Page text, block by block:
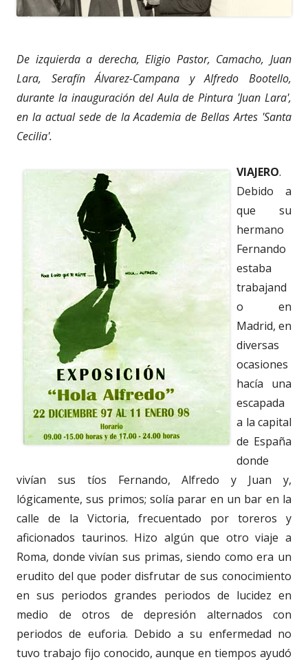
De izquierda a derecha, Eligio Pastor, Camacho, Juan
Lara, Serafín Álvarez-Campana y Alfredo Bootello,
durante la inauguración del Aula de Pintura 'Juan Lara',
en la actual sede de la Academia de Bellas Artes 'Santa
Cecilia'.
VIAJERO.
Debido a
que su
hermano
Fernando
estaba
trabajand
o en
Madrid, en
diversas
ocasiones
hacía una
escapada
a la capital
de España
donde
vivían sus tíos Fernando, Alfredo y Juan y,
lógicamente, sus primos; solía parar en un bar en la
calle de la Victoria, frecuentado por toreros y
aficionados taurinos. Hizo algún que otro viaje a
Roma, donde vivían sus primas, siendo como era un
erudito del que poder disfrutar de sus conocimiento
en sus periodos grandes periodos de lucidez en
medio de otros de depresión alternados con
periodos de euforia. Debido a su enfermedad no
tuvo trabajo fijo conocido, aunque en tiempos ayudó